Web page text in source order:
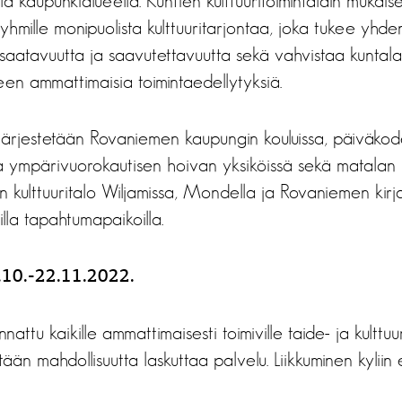
monipuolista kulttuuritarjontaa, joka tukee
ja saavutettavuutta sekä vahvistaa
ammattimaisia toimintaedellytyksiä.
Rovaniemen kaupungin kouluissa,
ympärivuorokautisen hoivan yksiköissä sekä matalan
kulttuuritalo Wiljamissa, Mondella ja Rovaniemen
tapahtumapaikoilla.
22.11.2022.
kaikille ammattimaisesti toimiville taide- ja
mahdollisuutta laskuttaa palvelu. Liikkuminen